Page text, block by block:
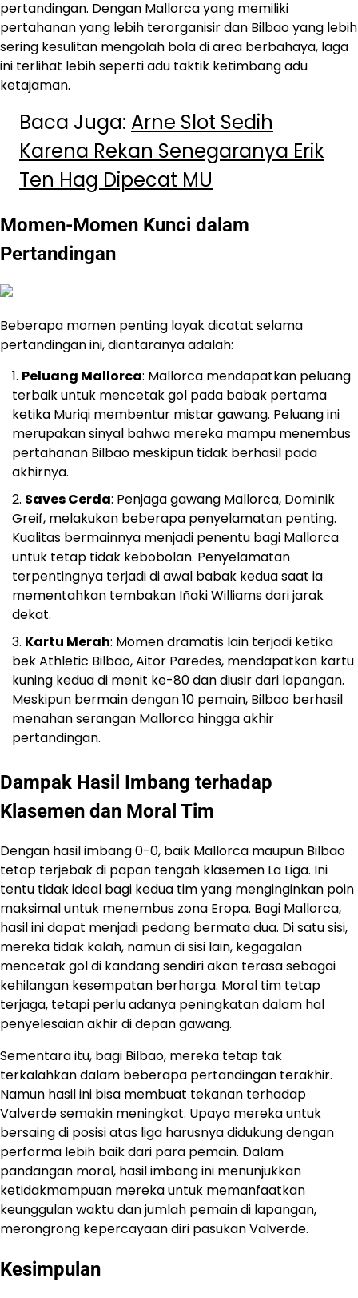
pertandingan. Dengan Mallorca yang memiliki
pertahanan yang lebih terorganisir dan Bilbao yang lebih
sering kesulitan mengolah bola di area berbahaya, laga
ini terlihat lebih seperti adu taktik ketimbang adu
ketajaman.
Baca Juga: Arne Slot Sedih
Karena Rekan Senegaranya Erik
Ten Hag Dipecat MU
Momen-Momen Kunci dalam
Pertandingan
Beberapa momen penting layak dicatat selama
pertandingan ini, diantaranya adalah:
Peluang Mallorca: Mallorca mendapatkan peluang
terbaik untuk mencetak gol pada babak pertama
ketika Muriqi membentur mistar gawang. Peluang ini
merupakan sinyal bahwa mereka mampu menembus
pertahanan Bilbao meskipun tidak berhasil pada
akhirnya.
Saves Cerda: Penjaga gawang Mallorca, Dominik
Greif, melakukan beberapa penyelamatan penting.
Kualitas bermainnya menjadi penentu bagi Mallorca
untuk tetap tidak kebobolan. Penyelamatan
terpentingnya terjadi di awal babak kedua saat ia
mementahkan tembakan Iñaki Williams dari jarak
dekat.
Kartu Merah: Momen dramatis lain terjadi ketika
bek Athletic Bilbao, Aitor Paredes, mendapatkan kartu
kuning kedua di menit ke-80 dan diusir dari lapangan.
Meskipun bermain dengan 10 pemain, Bilbao berhasil
menahan serangan Mallorca hingga akhir
pertandingan.
Dampak Hasil Imbang terhadap
Klasemen dan Moral Tim
Dengan hasil imbang 0-0, baik Mallorca maupun Bilbao
tetap terjebak di papan tengah klasemen La Liga. Ini
tentu tidak ideal bagi kedua tim yang menginginkan poin
maksimal untuk menembus zona Eropa. Bagi Mallorca,
hasil ini dapat menjadi pedang bermata dua. Di satu sisi,
mereka tidak kalah, namun di sisi lain, kegagalan
mencetak gol di kandang sendiri akan terasa sebagai
kehilangan kesempatan berharga. Moral tim tetap
terjaga, tetapi perlu adanya peningkatan dalam hal
penyelesaian akhir di depan gawang.
Sementara itu, bagi Bilbao, mereka tetap tak
terkalahkan dalam beberapa pertandingan terakhir.
Namun hasil ini bisa membuat tekanan terhadap
Valverde semakin meningkat. Upaya mereka untuk
bersaing di posisi atas liga harusnya didukung dengan
performa lebih baik dari para pemain. Dalam
pandangan moral, hasil imbang ini menunjukkan
ketidakmampuan mereka untuk memanfaatkan
keunggulan waktu dan jumlah pemain di lapangan,
merongrong kepercayaan diri pasukan Valverde.
Kesimpulan